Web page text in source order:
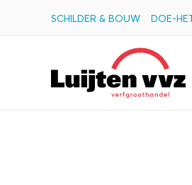
SCHILDER & BOUW DOE-